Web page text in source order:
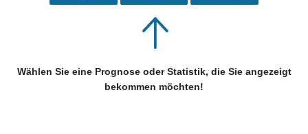
Wählen Sie eine Prognose oder Statistik, die Sie angezeigt
bekommen möchten!